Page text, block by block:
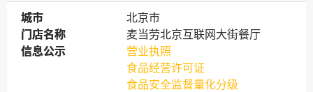
城市
城市
北京市
门店名称
门店名称
麦当劳北京互联网大街餐厅
信息公示
信息公示
营业执照
食品经营许可证
食品安全监督量化分级